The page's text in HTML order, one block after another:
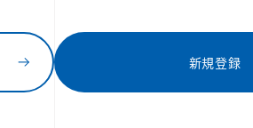
新規登録